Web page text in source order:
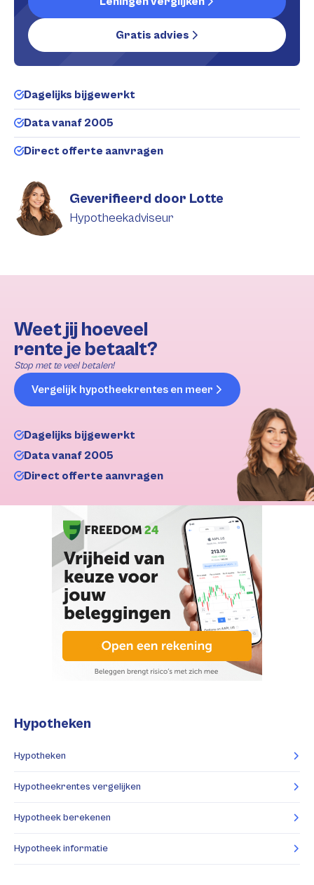
Gratis advies
Dagelijks bijgewerkt
Data vanaf 2005
Direct offerte aanvragen
Geverifieerd door Lotte
Hypotheekadviseur
Weet jij hoeveel
rente je betaalt?
Stop met te veel betalen!
Vergelijk hypotheekrentes en meer
Dagelijks bijgewerkt
Data vanaf 2005
Direct offerte aanvragen
Hypotheken
Hypotheken
Hypotheekrentes vergelijken
Hypotheek berekenen
Hypotheek informatie